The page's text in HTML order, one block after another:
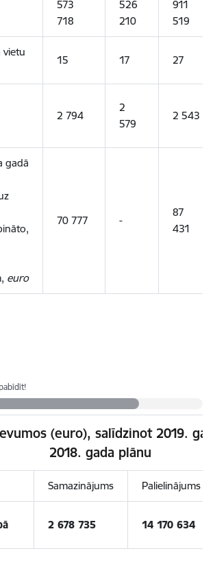
573
718
526
210
911
519
vietu
15 17 27
2 794
2
579
2 543
gadā
euro
70 777 -
87
431
(euro), salīdzinot 2019.
2018. gada plānu
Samazinājums Palielinājums
2 678 735 14 170 634